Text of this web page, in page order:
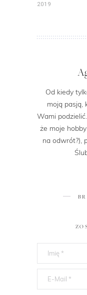
2019
Od kiedy
moją pasją,
Wami
że moje
na odwrót?),